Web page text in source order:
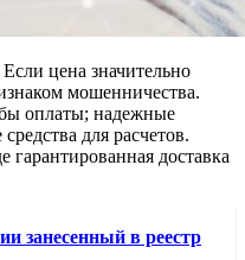
цена значительно
мошенничества.
оплаты; надежные
для расчетов.
гарантированная доставка
занесенный в реестр